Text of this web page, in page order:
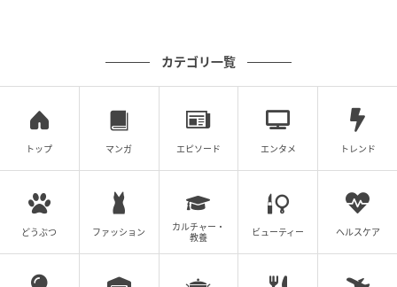
SHOP INFORMATION｜THE GREEN SHOP TOKYO
プロのバイヤーからも信頼を集める〈ザ グリーンショ
ップ トーキョー〉。大・中・小とサイズも種類も異な
るさまざまな観葉植物を取りそろえる。植え替えや育
成について、店主自ら無料サポートをLINEで行うアフ
ターケアも充実。
address：東京都中央区東日本橋2-25-4 オゼキビル1F
／tel：070-9031-8348／Instagram：＠
thegreenshoptokyo
カテゴリ一覧
トップ マンガ エピソード エンタメ トレンド
どうぶつ ファッション
カルチャー・
教養
ビューティー ヘルスケア